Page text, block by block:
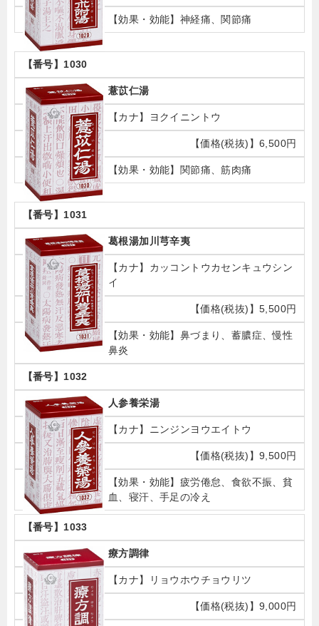
神経痛、関節痛
1030
薏苡仁湯
ヨクイニントウ
6,500円
関節痛、筋肉痛
1031
葛根湯加川芎辛夷
カッコントウカセンキュウシン
イ
5,500円
鼻づまり、蓄膿症、慢性
鼻炎
1032
人参養栄湯
ニンジンヨウエイトウ
9,500円
疲労倦怠、食欲不振、貧
血、寝汗、手足の冷え
1033
療方調律
リョウホウチョウリツ
9,000円